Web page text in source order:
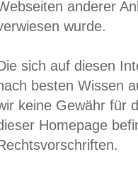
anderer
wurde.
sich auf diesen
besten Wissen
keine Gewähr für
Homepage